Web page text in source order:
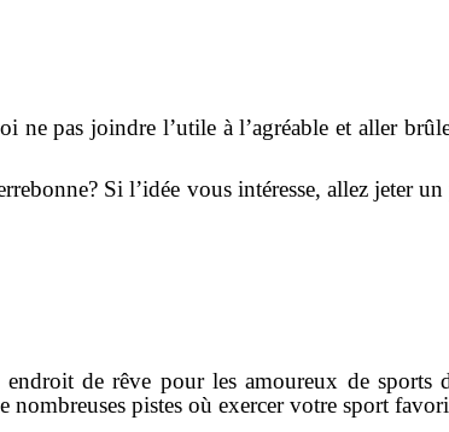
pas joindre l’utile à l’agréable et aller
Si l’idée vous intéresse, allez jeter
de rêve pour les amoureux de sports
nombreuses pistes où exercer votre sport